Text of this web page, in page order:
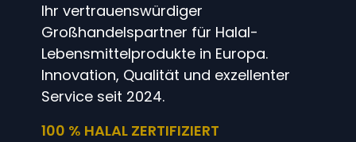
Ihr vertrauenswürdiger
Großhandelspartner für Halal-
Lebensmittelprodukte in Europa.
Innovation, Qualität und exzellenter
Service seit 2024.
100 % HALAL ZERTIFIZIERT